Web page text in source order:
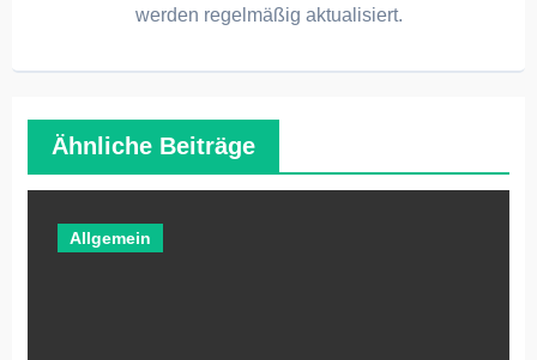
werden regelmäßig aktualisiert.
Ähnliche Beiträge
Allgemein